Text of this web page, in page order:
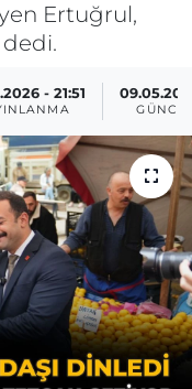
Ertuğrul,
- 21:51